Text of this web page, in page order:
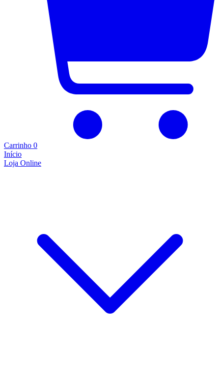
Carrinho 0
Início
Loja Online